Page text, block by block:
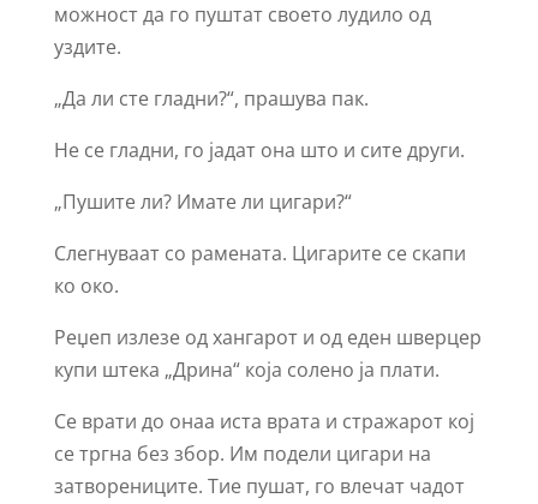
можност да го пуштат своето лудило од
уздите.
„Да ли сте гладни?“, прашува пак.
Не се гладни, го јадат она што и сите други.
„Пушите ли? Имате ли цигари?“
Слегнуваат со рамената. Цигарите се скапи
ко око.
Реџеп излезе од хангарот и од еден шверцер
купи штека „Дрина“ која солено ја плати.
Се врати до онаа иста врата и стражарот кој
се тргна без збор. Им подели цигари на
затворениците. Тие пушат, го влечат чадот